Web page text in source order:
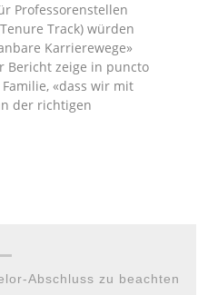
Professorenstellen
Track) würden
Karrierewege»
Bericht zeige in puncto
«dass wir mit
der richtigen
Abschluss zu beachten